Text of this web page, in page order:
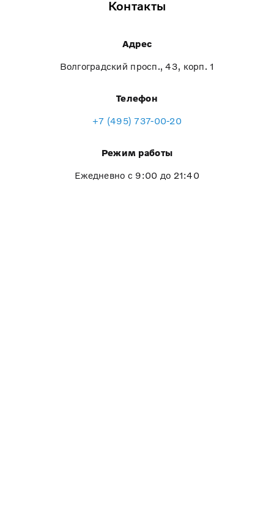
Контакты
Адрес
Волгоградский просп., 43, корп. 1
Телефон
+7 (495) 737-00-20
Режим работы
Ежедневно с 9:00 до 21:40